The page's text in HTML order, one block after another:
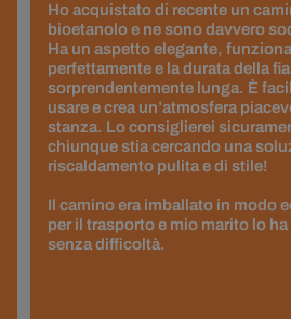
Ho acquistato di recente un
bioetanolo e ne sono davvero
Ha un aspetto elegante, funziona
perfettamente e la durata della
sorprendentemente lunga. È
usare e crea un’atmosfera
stanza. Lo consiglierei
chiunque stia cercando una
riscaldamento pulita e di stile!
Il camino era imballato in modo
per il trasporto e mio marito lo
senza difficoltà.